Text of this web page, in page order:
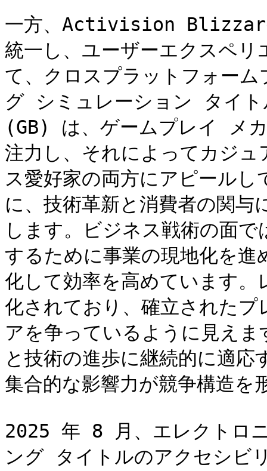
一方、Activision Blizzard
統一し、ユーザーエクスペ
て、クロスプラットフォー
グ シミュレーション タイ
(GB) は、ゲームプレイ メ
注力し、それによってカジ
ス愛好家の両方にアピール
に、技術革新と消費者の関与
します。ビジネス戦術の面
するために事業の現地化を
化して効率を高めています
化されており、確立された
アを争っているように見え
と技術の進歩に継続的に適
集合的な影響力が競争構造
2025 年 8 月、エレクトロ
ング タイトルのアクセシビ